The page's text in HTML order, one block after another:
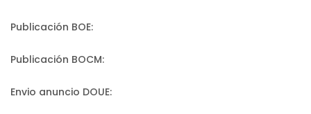
Publicación BOE:
Publicación BOCM:
Envio anuncio DOUE: